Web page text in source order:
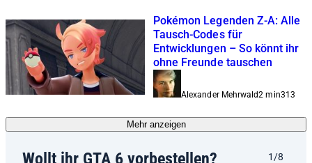
Pokémon Legenden Z-A: Alle
Tausch-Codes für
Entwicklungen – So könnt ihr
ohne Freunde tauschen
Alexander Mehrwald2 min313
Mehr anzeigen